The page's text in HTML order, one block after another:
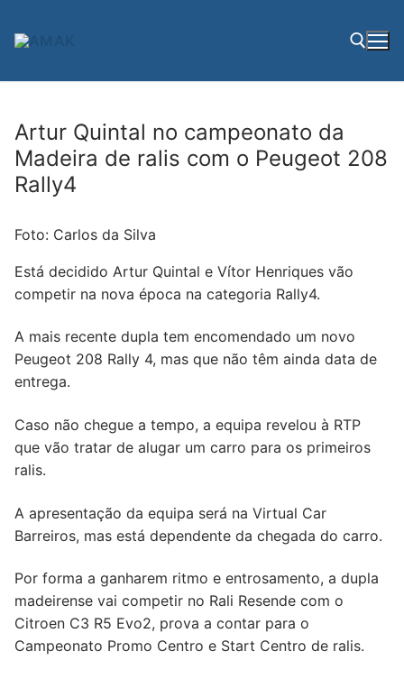
para
Artur Quintal no campeonato da
Madeira de ralis com o Peugeot 208
Rally4
Foto: Carlos da Silva
Está decidido Artur Quintal e Vítor Henriques vão
competir na nova época na categoria Rally4.
A mais recente dupla tem encomendado um novo
Peugeot 208 Rally 4, mas que não têm ainda data de
entrega.
Caso não chegue a tempo, a equipa revelou à RTP
que vão tratar de alugar um carro para os primeiros
ralis.
A apresentação da equipa será na Virtual Car
Barreiros, mas está dependente da chegada do carro.
Por forma a ganharem ritmo e entrosamento, a dupla
madeirense vai competir no Rali Resende com o
Citroen C3 R5 Evo2, prova a contar para o
Campeonato Promo Centro e Start Centro de ralis.